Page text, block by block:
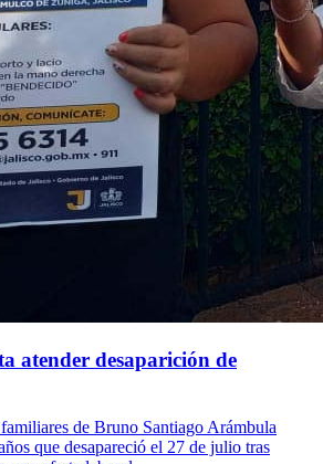
atender desaparición de
de Bruno Santiago Arámbula
que desapareció el 27 de julio tras